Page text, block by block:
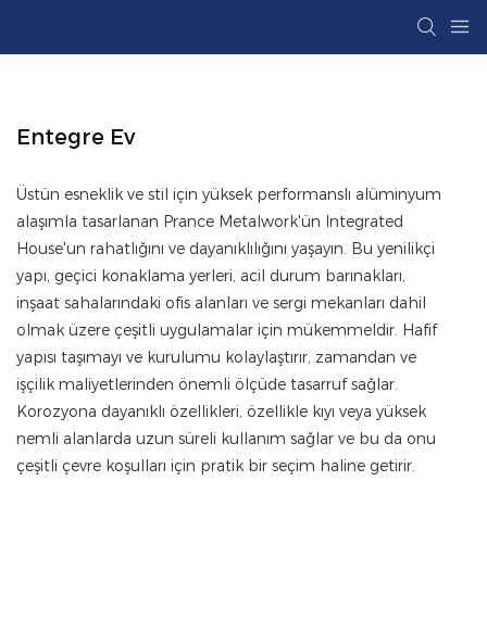
Entegre Ev
Üstün esneklik ve stil için yüksek performanslı alüminyum
alaşımla tasarlanan Prance Metalwork'ün Integrated
House'un rahatlığını ve dayanıklılığını yaşayın. Bu yenilikçi
yapı, geçici konaklama yerleri, acil durum barınakları,
inşaat sahalarındaki ofis alanları ve sergi mekanları dahil
olmak üzere çeşitli uygulamalar için mükemmeldir. Hafif
yapısı taşımayı ve kurulumu kolaylaştırır, zamandan ve
işçilik maliyetlerinden önemli ölçüde tasarruf sağlar.
Korozyona dayanıklı özellikleri, özellikle kıyı veya yüksek
nemli alanlarda uzun süreli kullanım sağlar ve bu da onu
çeşitli çevre koşulları için pratik bir seçim haline getirir.